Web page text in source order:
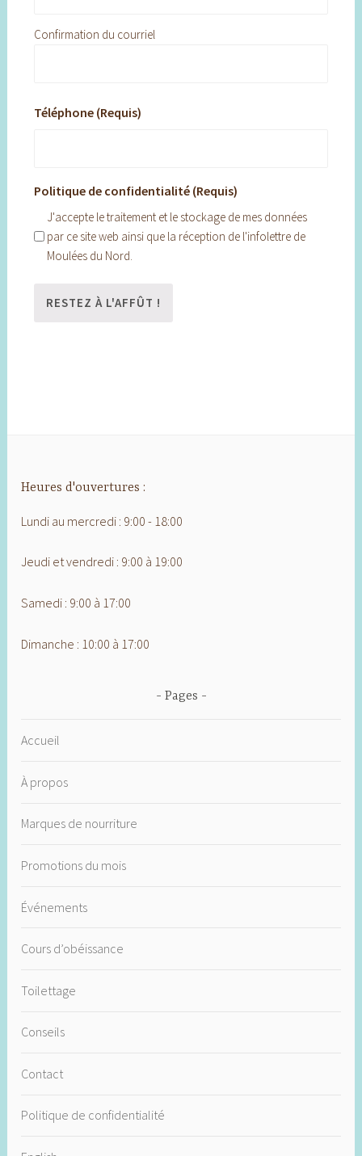
Confirmation du courriel
Téléphone (Requis)
Politique de confidentialité (Requis)
J'accepte le traitement et le stockage de mes données
par ce site web ainsi que la réception de l'infolettre de
Moulées du Nord.
Heures d'ouvertures :
Lundi au mercredi : 9:00 - 18:00
Jeudi et vendredi : 9:00 à 19:00
Samedi : 9:00 à 17:00
Dimanche : 10:00 à 17:00
Pages
Accueil
À propos
Marques de nourriture
Promotions du mois
Événements
Cours d’obéissance
Toilettage
Conseils
Contact
Politique de confidentialité